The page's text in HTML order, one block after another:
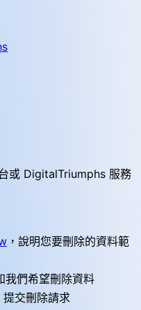
或 DigitalTriumphs 服務
，說明您要刪除的資料範
我們希望刪除資料
提交刪除請求